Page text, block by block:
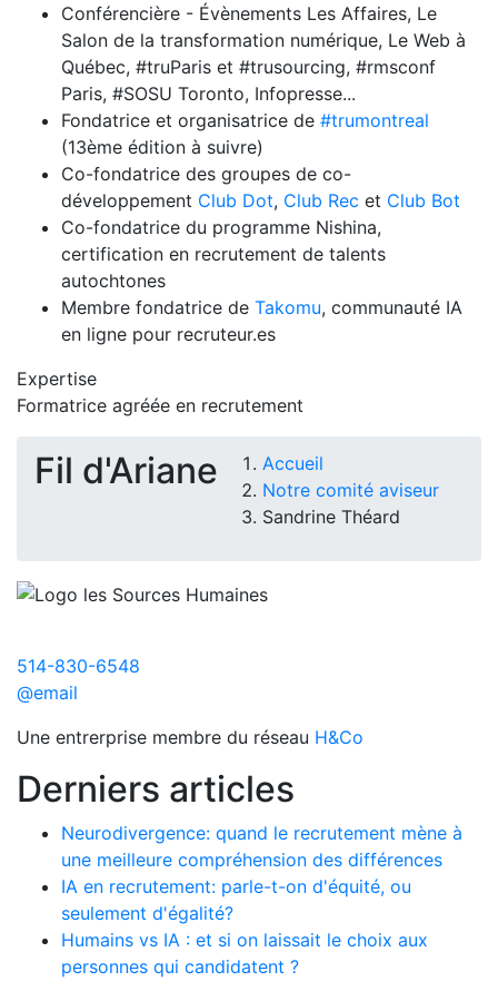
Conférencière - Évènements Les Affaires, Le
Salon de la transformation numérique, Le Web à
Québec, #truParis et #trusourcing, #rmsconf
Paris, #SOSU Toronto, Infopresse...
Fondatrice et organisatrice de #trumontreal
(13ème édition à suivre)
Co-fondatrice des groupes de co-
développement Club Dot, Club Rec et Club Bot
Co-fondatrice du programme Nishina,
certification en recrutement de talents
autochtones
Membre fondatrice de Takomu, communauté IA
en ligne pour recruteur.es
Expertise
Formatrice agréée en recrutement
Fil d'Ariane
Accueil
Notre comité aviseur
Sandrine Théard
514-830-6548
@email
Une entrerprise membre du réseau H&Co
Derniers articles
Neurodivergence: quand le recrutement mène à
une meilleure compréhension des différences
IA en recrutement: parle-t-on d'équité, ou
seulement d'égalité?
Humains vs IA : et si on laissait le choix aux
personnes qui candidatent ?